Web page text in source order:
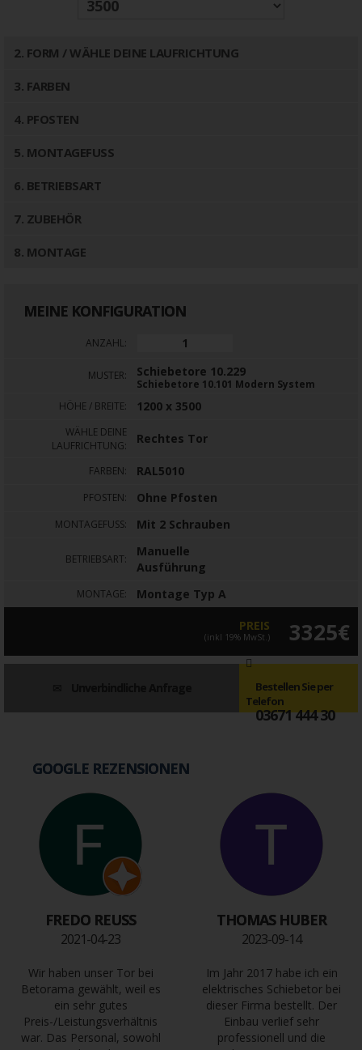
2. FORM / WÄHLE DEINE LAUFRICHTUNG
3. FARBEN
4. PFOSTEN
5. MONTAGEFUSS
6. BETRIEBSART
7. ZUBEHÖR
8. MONTAGE
MEINE KONFIGURATION
ANZAHL:
MUSTER: Schiebetore 10.229
Schiebetore 10.101 Modern System
HÖHE / BREITE: 1200 x 3500
WÄHLE DEINE
LAUFRICHTUNG:
Rechtes Tor
FARBEN: RAL5010
PFOSTEN: Ohne Pfosten
MONTAGEFUSS: Mit 2 Schrauben
BETRIEBSART:
Manuelle
Ausführung
MONTAGE: Montage Typ A
PREIS
(inkl 19% MwSt.) 3325€
Bestellen Sie per
Telefon
03671 444 30
GOOGLE REZENSIONEN
FREDO REUSS
2021-04-23
Wir haben unser Tor bei
Betorama gewählt, weil es
ein sehr gutes
Preis-/Leistungsverhältnis
war. Das Personal, sowohl
THOMAS HUBER
2023-09-14
Im Jahr 2017 habe ich ein
elektrisches Schiebetor bei
dieser Firma bestellt. Der
Einbau verlief sehr
professionell und die